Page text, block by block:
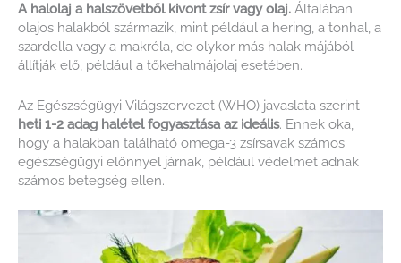
A halolaj a halszövetből kivont zsír vagy olaj. Általában
olajos halakból származik, mint például a hering, a tonhal, a
szardella vagy a makréla, de olykor más halak májából
állítják elő, például a tőkehalmájolaj esetében.
Az Egészségügyi Világszervezet (WHO) javaslata szerint
heti 1-2 adag halétel fogyasztása az ideális. Ennek oka,
hogy a halakban található omega-3 zsírsavak számos
egészségügyi előnnyel járnak, például védelmet adnak
számos betegség ellen.